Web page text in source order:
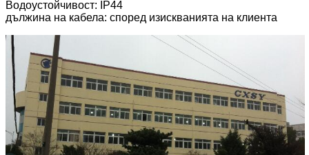
Водоустойчивост: IP44
дължина на кабела: според изискванията на клиента